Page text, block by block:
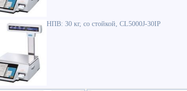
НПВ: 30 кг, со стойкой, CL5000J-30IP